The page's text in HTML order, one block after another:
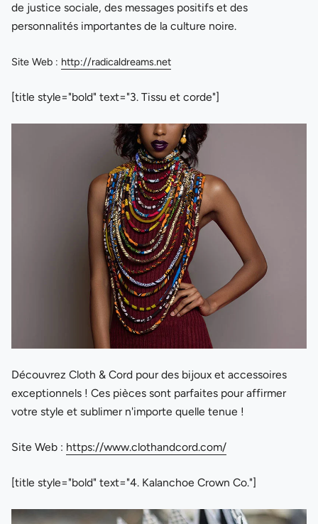
de justice sociale, des messages positifs et des
personnalités importantes de la culture noire.
Site Web : http://radicaldreams.net
[title style="bold" text="3. Tissu et corde"]
Découvrez Cloth & Cord pour des bijoux et accessoires
exceptionnels ! Ces pièces sont parfaites pour affirmer
votre style et sublimer n'importe quelle tenue !
Site Web : https://www.clothandcord.com/
[title style="bold" text="4. Kalanchoe Crown Co."]